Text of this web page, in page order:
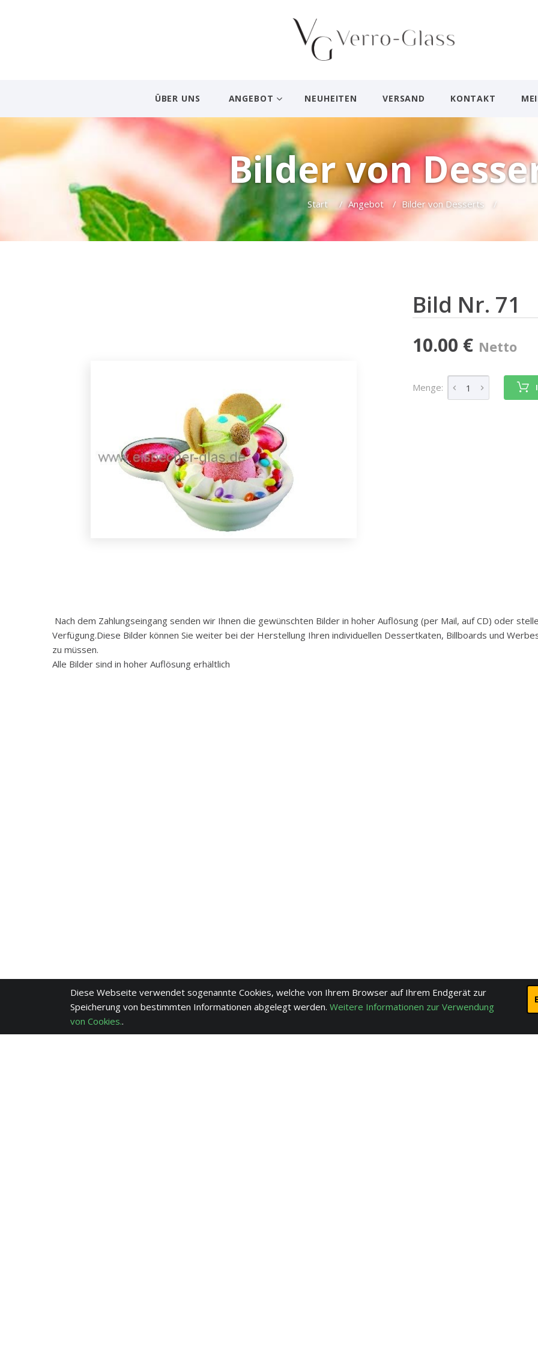
ÜBER UNS ANGEBOT NEUHEITEN VERSAND KONTAKT
Bilder von
Start / Angebot / Bilder von Desserts /
Bild Nr. 71
10.00 € Netto
Menge:
Nach dem Zahlungseingang senden wir Ihnen die gewünschten Bilder in hoher Auflösung (per Mail, auf CD) oder
Verfügung.Diese Bilder können Sie weiter bei der Herstellung Ihren individuellen Dessertkaten, Billboards und
zu müssen.
Alle Bilder sind in hoher Auflösung erhältlich
Diese Webseite verwendet sogenannte Cookies, welche von Ihrem Browser auf Ihrem Endgerät zur
Speicherung von bestimmten Informationen abgelegt werden. Weitere Informationen zur Verwendung
von Cookies..